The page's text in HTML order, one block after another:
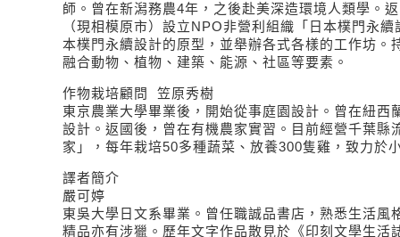
師。曾在新潟務農4年，之後赴美深造環境人類學。
（現相模原市）設立NPO非營利組織「日本樸門永
本樸門永續設計的原型，並舉辦各式各樣的工作坊。
融合動物、植物、建築、能源、社區等要素。
作物栽培顧問 笠原秀樹
東京農業大學畢業後，開始從事庭園設計。曾在紐西
設計。返國後，曾在有機農家實習。目前經營千葉縣
家」，每年栽培50多種蔬菜、放養300隻雞，致力於
譯者簡介
嚴可婷
東吳大學日文系畢業。曾任職誠品書店，熟悉生活風
精品亦有涉獵。歷年文字作品散見於《印刻文學生活